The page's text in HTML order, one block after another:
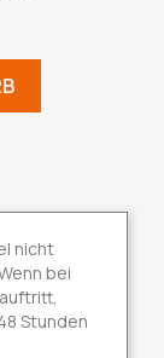
nicht
bei
Stunden